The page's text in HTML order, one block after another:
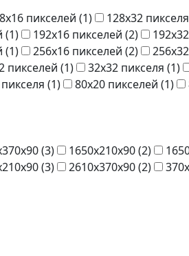
пикселей (1) 128x32
(1) 192x16 пикселей (2)
(1) 256x16 пикселей (2)
пикселей (1) 32x32 пикселя (1)
(1) 80x20 пикселей (1)
(3) 1650x210x90 (2)
(3) 2610x370x90 (2)